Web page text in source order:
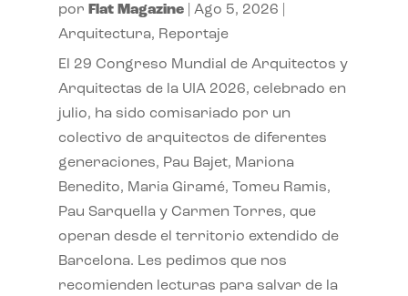
por Flat Magazine| Ago 5, 2026
Arquitectura, Reportaje
El 29 Congreso Mundial de Arquitectos y
Arquitectas de la UIA 2026, celebrado en
julio, ha sido comisariado por un
colectivo de arquitectos de diferentes
generaciones, Pau Bajet, Mariona
Benedito, Maria Giramé, Tomeu Ramis,
Pau Sarquella y Carmen Torres, que
operan desde el territorio extendido de
Barcelona. Les pedimos que nos
recomienden lecturas para salvar de la